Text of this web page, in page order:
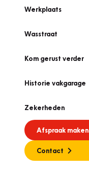
Werkplaats
Wasstraat
Kom gerust verder
Historie vakgarage
Zekerheden
Afspraak maken
Contact